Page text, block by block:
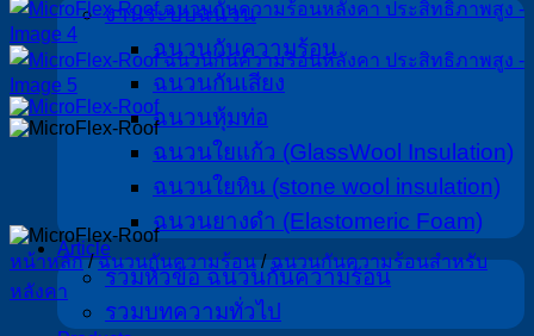
งานระบบฉนวน
ฉนวนกันความร้อน
ฉนวนกันเสียง
ฉนวนหุ้มท่อ
ฉนวนใยแก้ว (GlassWool Insulation)
ฉนวนใยหิน (stone wool insulation)
ฉนวนยางดำ (Elastomeric Foam)
Article
รวมหัวข้อ ฉนวนกันความร้อน
รวมบทความทั่วไป
หน้าหลัก / ฉนวนกันความร้อน / ฉนวนกันความร้อนสำหรับ
หลังคา